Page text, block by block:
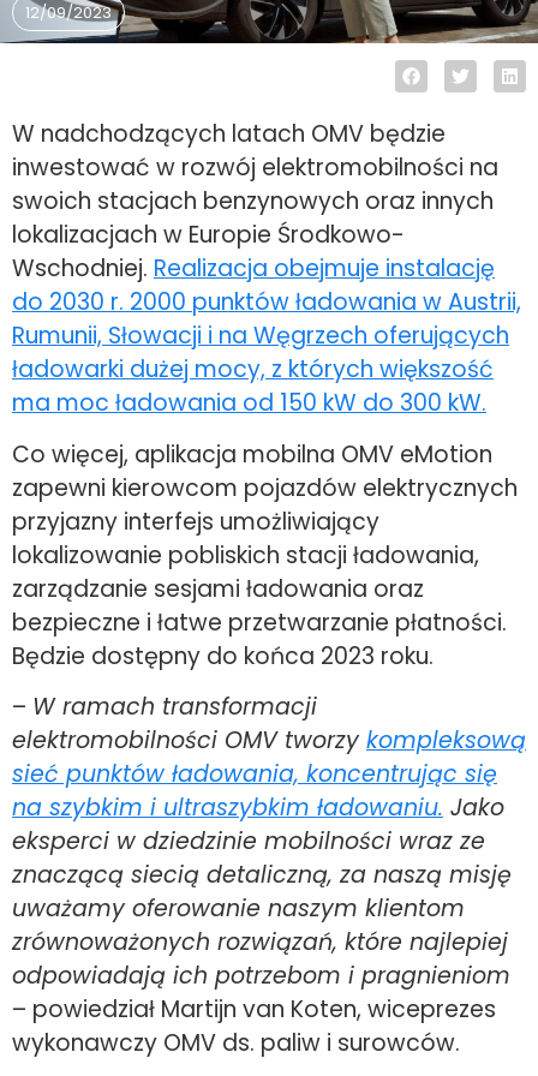
12/09/2023
W nadchodzących latach OMV będzie
inwestować w rozwój elektromobilności na
swoich stacjach benzynowych oraz innych
lokalizacjach w Europie Środkowo-
Wschodniej. Realizacja obejmuje instalację
do 2030 r. 2000 punktów ładowania w Austrii,
Rumunii, Słowacji i na Węgrzech oferujących
ładowarki dużej mocy, z których większość
ma moc ładowania od 150 kW do 300 kW.
Co więcej, aplikacja mobilna OMV eMotion
zapewni kierowcom pojazdów elektrycznych
przyjazny interfejs umożliwiający
lokalizowanie pobliskich stacji ładowania,
zarządzanie sesjami ładowania oraz
bezpieczne i łatwe przetwarzanie płatności.
Będzie dostępny do końca 2023 roku.
– W ramach transformacji
elektromobilności OMV tworzy kompleksową
sieć punktów ładowania, koncentrując się
na szybkim i ultraszybkim ładowaniu. Jako
eksperci w dziedzinie mobilności wraz ze
znaczącą siecią detaliczną, za naszą misję
uważamy oferowanie naszym klientom
zrównoważonych rozwiązań, które najlepiej
odpowiadają ich potrzebom i pragnieniom
– powiedział Martijn van Koten, wiceprezes
wykonawczy OMV ds. paliw i surowców.